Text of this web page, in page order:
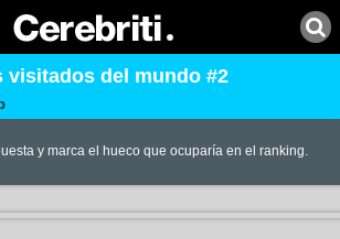
visitados del mundo #2
y marca el hueco que ocuparía en el ranking.